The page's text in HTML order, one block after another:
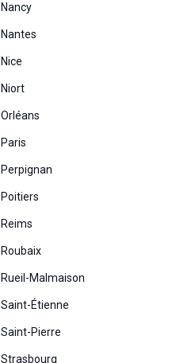
Nancy
Nantes
Nice
Niort
Orléans
Paris
Perpignan
Poitiers
Reims
Roubaix
Rueil-Malmaison
Saint-Étienne
Saint-Pierre
Strasbourg